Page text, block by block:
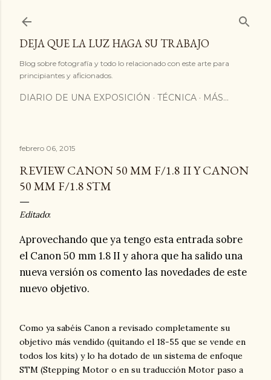
DEJA QUE LA LUZ HAGA SU TRABAJO
Blog sobre fotografía y todo lo relacionado con este arte para
principiantes y aficionados.
DIARIO DE UNA EXPOSICIÓN TÉCNICA MÁS…
febrero 06, 2015
REVIEW CANON 50 MM F/1.8 II Y CANON
50 MM F/1.8 STM
Editado:
Aprovechando que ya tengo esta entrada sobre
el Canon 50 mm 1.8 II y ahora que ha salido una
nueva versión os comento las novedades de este
nuevo objetivo.
Como ya sabéis Canon a revisado completamente su
objetivo más vendido (quitando el 18-55 que se vende en
todos los kits) y lo ha dotado de un sistema de enfoque
STM (Stepping Motor o en su traducción Motor paso a